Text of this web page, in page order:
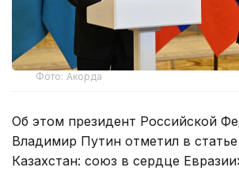
Фото: Акорда
Об этом президент Российской
Владимир Путин отметил в
Казахстан: союз в сердце